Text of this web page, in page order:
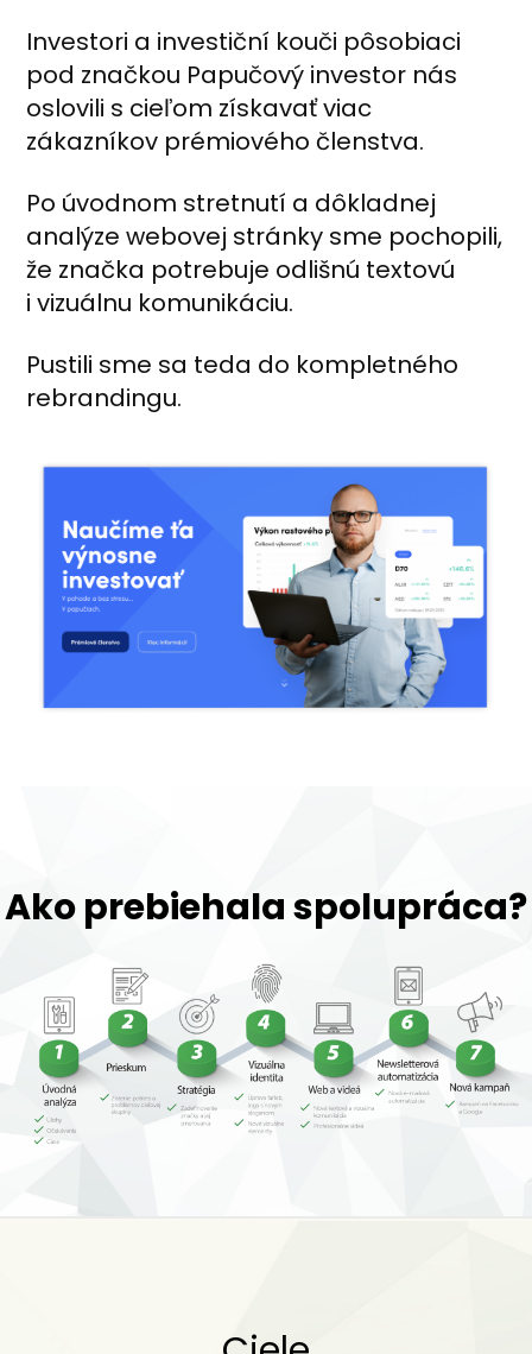
Investori a investiční kouči pôsobiaci
pod značkou Papučový investor nás
oslovili s cieľom získavať viac
zákazníkov prémiového členstva.
Po úvodnom stretnutí a dôkladnej
analýze webovej stránky sme pochopili,
že značka potrebuje odlišnú textovú
i vizuálnu komunikáciu.
Pustili sme sa teda do kompletného
rebrandingu.
Ako prebiehala spolupráca?